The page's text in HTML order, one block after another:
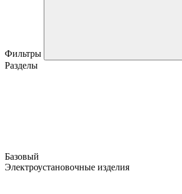
Фильтры
Разделы
Базовый
Электроустановочные изделия